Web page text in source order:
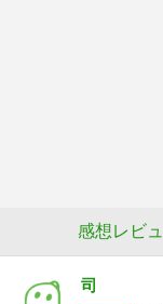
感想レビ
司